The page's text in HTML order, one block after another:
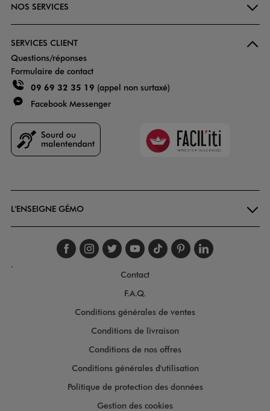
NOS SERVICES
SERVICES CLIENT
Questions/réponses
Formulaire de contact
09 69 32 35 19 (appel non surtaxé)
Facebook Messenger
Faciliti
L'ENSEIGNE GÉMO
Suivez-nous sur
Suivez-nous sur
Suivez-nous sur
Suivez-nous
Suivez-nous
Suivez-
.
Contact
F.A.Q.
Conditions générales de ventes
Conditions de livraison
Conditions de nos offres
Conditions générales d'utilisation
Politique de protection des données
Gestion des cookies